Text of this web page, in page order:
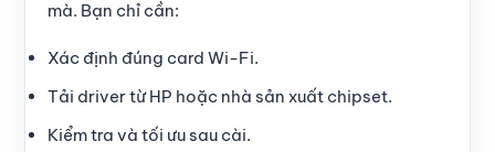
mà. Bạn chỉ cần:
Xác định đúng card Wi-Fi.
Tải driver từ HP hoặc nhà sản xuất chipset.
Kiểm tra và tối ưu sau cài.